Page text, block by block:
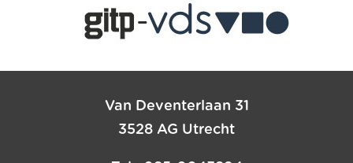
Van Deventerlaan 31
3528 AG Utrecht